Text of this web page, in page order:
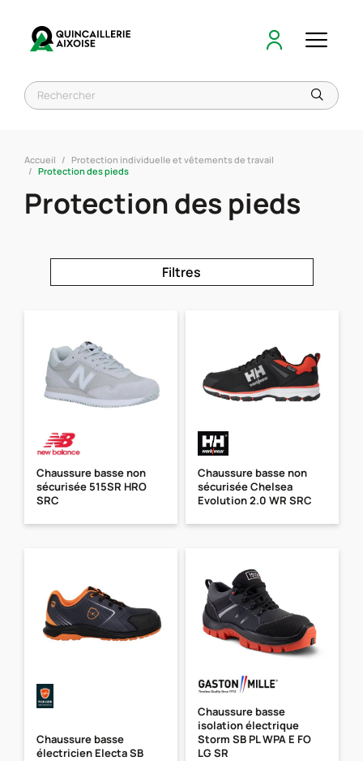
Accueil
Protection individuelle et vêtements de travail
Protection des pieds
Protection des pieds
Filtres
Chaussure basse non
sécurisée 515SR HRO
SRC
Chaussure basse non
sécurisée Chelsea
Evolution 2.0 WR SRC
Chaussure basse
électricien Electa SB
Chaussure basse
isolation électrique
Storm SB PL WPA E FO
LG SR